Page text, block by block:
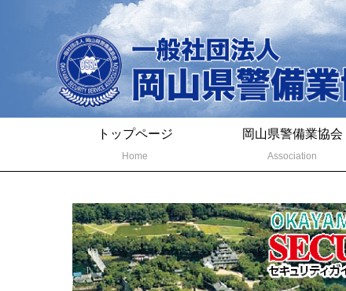
トップページ
Home
岡山県警備業協会
Association